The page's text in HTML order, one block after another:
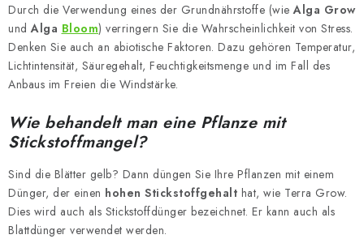
Durch die Verwendung eines der Grundnährstoffe (wieAlga Grow
undAlga Bloom) verringern Sie die Wahrscheinlichkeit von Stress.
Denken Sie auch an abiotische Faktoren. Dazu gehören Temperatur,
Lichtintensität, Säuregehalt, Feuchtigkeitsmenge und im Fall des
Anbaus im Freien die Windstärke.
Wie behandelt man eine Pflanze mit
Stickstoffmangel?
Sind die Blätter gelb? Dann düngen Sie Ihre Pflanzen mit einem
Dünger, der einen hohen Stickstoffgehalt hat, wie Terra Grow.
Dies wird auch als Stickstoffdünger bezeichnet. Er kann auch als
Blattdünger verwendet werden.